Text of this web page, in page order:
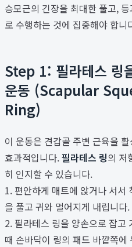
승모근의 긴장을 최대한 풀고,
로 수행하는 것에 집중해야 합니
Step 1: 필라테스 링
운동 (Scapular
Ring)
이 운동은 견갑골 주변 근육을
효과적입니다.필라테스 링의 저
히 인지할 수 있습니다.
1. 편안하게 매트에 앉거나 서서
을 풀고 귀와 멀어지게 내립니다.
2. 필라테스 링을 양손으로 잡고
때 손바닥이 링의 패드 바깥쪽에